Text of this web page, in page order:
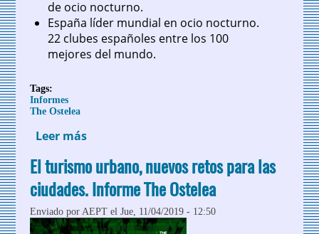
de ocio nocturno.
España líder mundial en ocio nocturno.
22 clubes españoles entre los 100
mejores del mundo.
Tags:
Informes
The Ostelea
Leer más sobre Ocio nocturno a nivel global: un
fenómeno de dinamización económica.
Informe The Ostelea
El turismo urbano, nuevos retos para las
ciudades. Informe The Ostelea
Enviado porAEPT el Jue, 11/04/2019 - 12:50